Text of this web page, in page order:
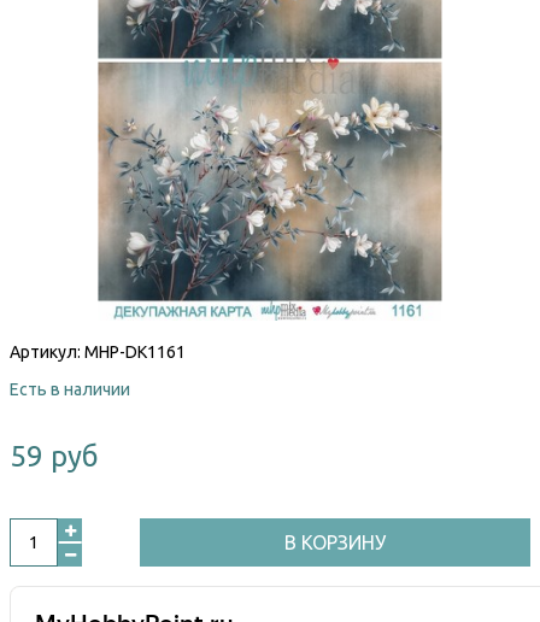
Артикул: MHP-DK1161
Есть в наличии
59 руб
В КОРЗИНУ